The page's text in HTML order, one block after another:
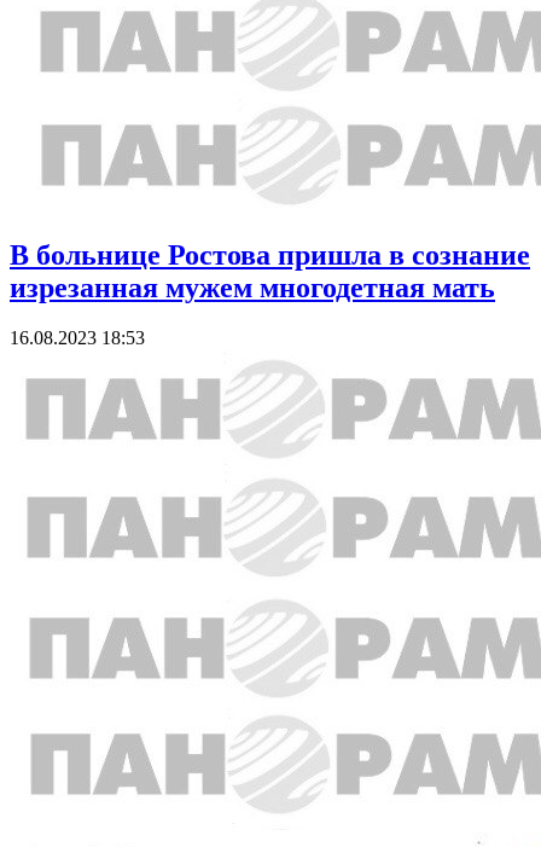
В больнице Ростова пришла в сознание
изрезанная мужем многодетная мать
16.08.2023 18:53